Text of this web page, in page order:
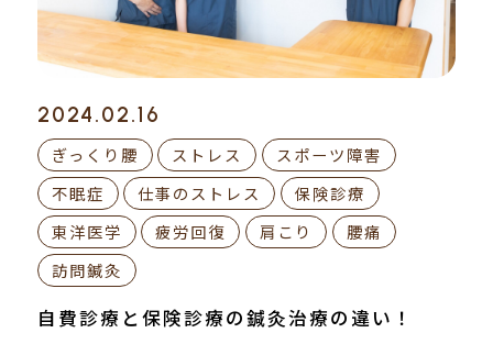
2024.02.16
ぎっくり腰 ストレス
スポーツ障害
不眠症
仕事のストレス
保険診療
東洋医学
疲労回復 肩こり
腰痛
訪問鍼灸
自費診療と保険診療の鍼灸治療の違い！